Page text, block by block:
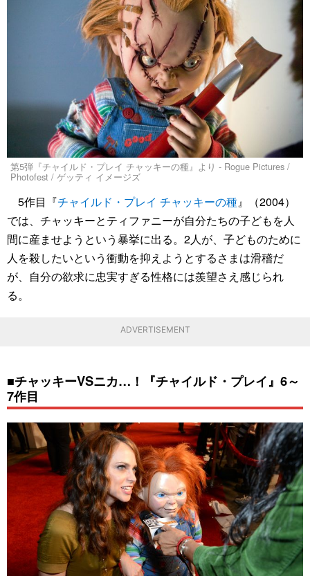
第5弾『チャイルド・プレイ チャッキーの種』より - Rogue Pictures /
Photofest / ゲッティ イメージズ
5作目『チャイルド・プレイ チャッキーの種』（2004）
では、チャッキーとティファニーが自分たちの子どもを人
間に産ませようという暴挙に出る。2人が、子どものために
人を殺したいという衝動を抑えようとするさまは滑稽だ
が、自分の欲求に忠実すぎる性格には羨望さえ感じられ
る。
ADVERTISEMENT
■チャッキーVSニカ…！『チャイルド・プレイ』6～
7作目